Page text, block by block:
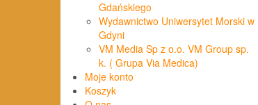
Gdańskiego
Wydawnictwo Uniwersytet Morski w
Gdyni
VM Media Sp z o.o. VM Group sp.
k. ( Grupa Via Medica)
Moje konto
Koszyk